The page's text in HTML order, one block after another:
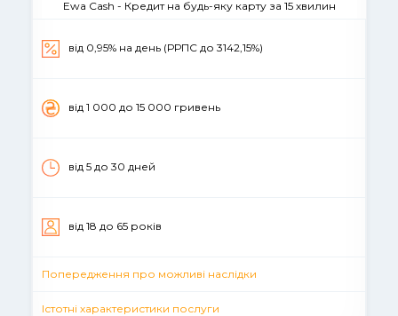
Ewa Cash - Кредит на будь-яку карту за 15 хвилин
від 0,95% на день (РРПС до 3142,15%)
вiд 1 000 до 15 000 гривень
від 5 до 30 дней
вiд 18 до 65 рокiв
Попередження про можливі наслідки
Істотні характеристики послуги